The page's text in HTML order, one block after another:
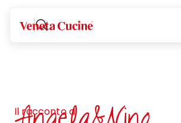
Veneta Cucine
Il racconto di